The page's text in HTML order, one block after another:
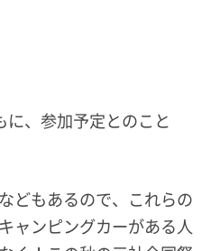
に、参加予定とのこと
どもあるので、これらの
ャンピングカーがある人